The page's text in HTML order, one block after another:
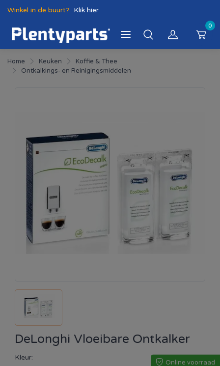
Winkel in de buurt? Klik hier
0
Home Keuken
Koffie & Thee
Ontkalkings- en Reinigingsmiddelen
DeLonghi Vloeibare Ontkalker
Kleur:
Online voorraad